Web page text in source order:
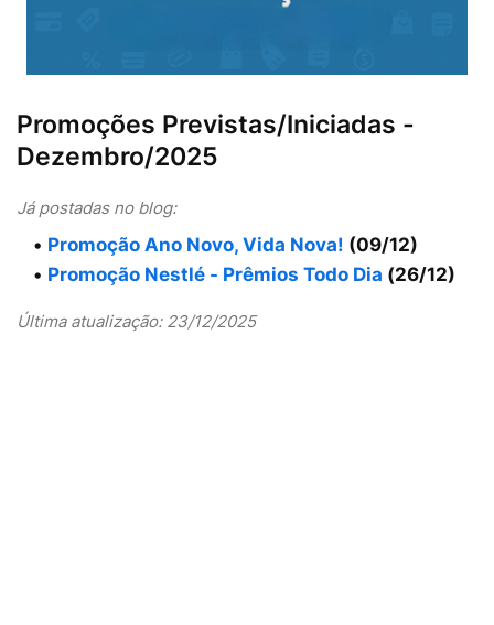
Promoções Previstas/Iniciadas -
Dezembro/2025
Já postadas no blog:
Promoção Ano Novo, Vida Nova! (09/12)
Promoção Nestlé - Prêmios Todo Dia (26/12)
Última atualização: 23/12/2025